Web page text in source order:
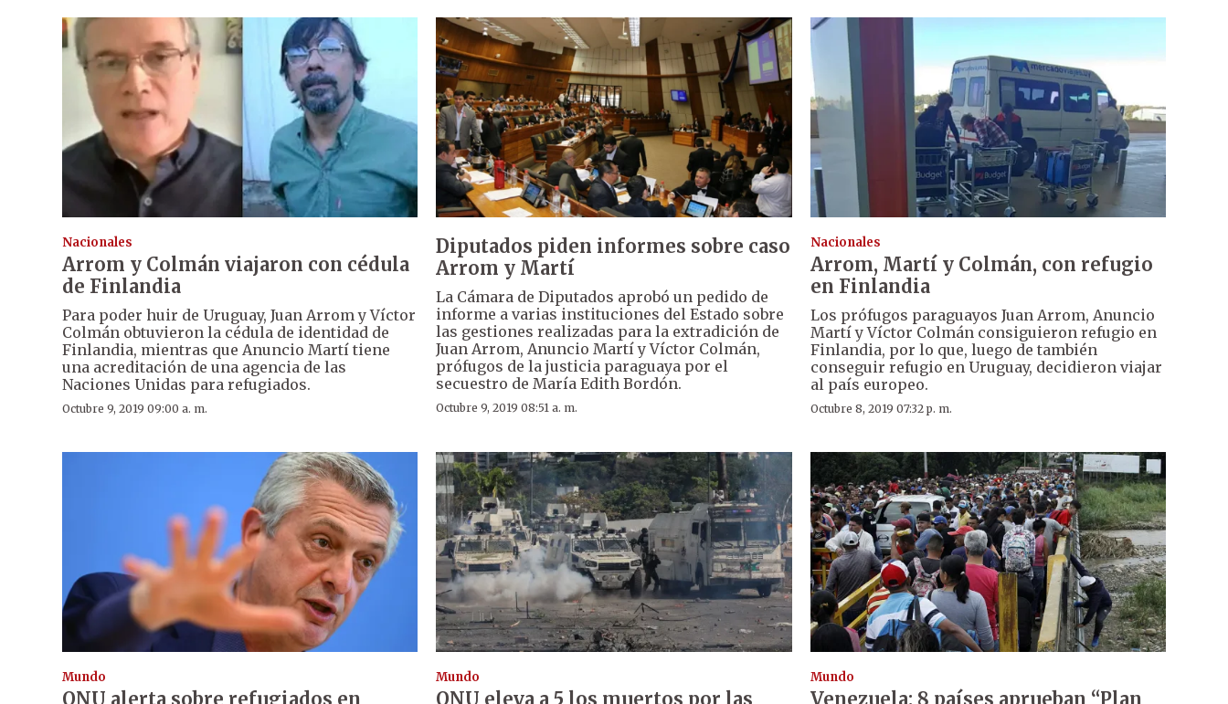
Nacionales
Arrom y Colmán viajaron con cédula
de Finlandia
Para poder huir de Uruguay, Juan Arrom y Víctor
Colmán obtuvieron la cédula de identidad de
Finlandia, mientras que Anuncio Martí tiene
una acreditación de una agencia de las
Naciones Unidas para refugiados.
Octubre 9, 2019 09:00 a. m.
Diputados piden informes sobre caso
Arrom y Martí
La Cámara de Diputados aprobó un pedido de
informe a varias instituciones del Estado sobre
las gestiones realizadas para la extradición de
Juan Arrom, Anuncio Martí y Víctor Colmán,
prófugos de la justicia paraguaya por el
secuestro de María Edith Bordón.
Octubre 9, 2019 08:51 a. m.
Nacionales
Arrom, Martí y Colmán, con refugio
en Finlandia
Los prófugos paraguayos Juan Arrom, Anuncio
Martí y Víctor Colmán consiguieron refugio en
Finlandia, por lo que, luego de también
conseguir refugio en Uruguay, decidieron viajar
al país europeo.
Octubre 8, 2019 07:32 p. m.
Mundo
ONU alerta sobre refugiados en
Mundo
ONU eleva a 5 los muertos por las
Mundo
Venezuela: 8 países aprueban “Plan